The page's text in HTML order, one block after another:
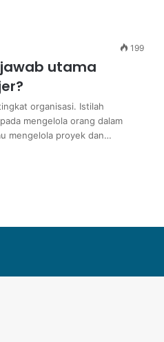
199
utama
organisasi. Istilah
mengelola orang dalam
mengelola proyek dan…